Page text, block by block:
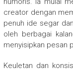
creator dengan
penuh ide segar
oleh berbagai
menyisipkan pesan
Keuletan dan